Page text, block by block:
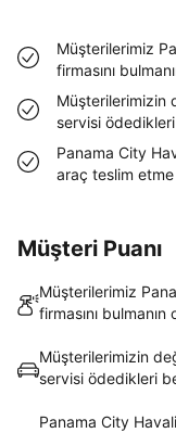
Müşterilerimiz
firmasını
Müşterilerimizin
servisi ödedikleri
Panama City
araç teslim etme
Müşteri Puanı
Müşterilerimiz
firmasını
Müşterilerimizin
servisi ödedikleri
Panama City